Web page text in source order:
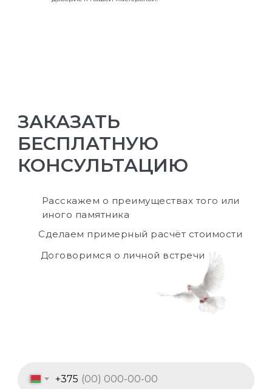
ЗАКАЗАТЬ
БЕСПЛАТНУЮ
КОНСУЛЬТАЦИЮ
+375
Расскажем о преимуществах того или
иного памятника
Сделаем примерный расчёт стоимости
Договоримся о личной встречи